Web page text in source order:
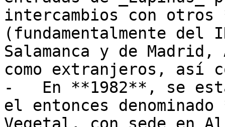
intercambios con
(fundamentalmente del
Salamanca y de
como extranjeros, así
-   En **1982**, se
el entonces denominado